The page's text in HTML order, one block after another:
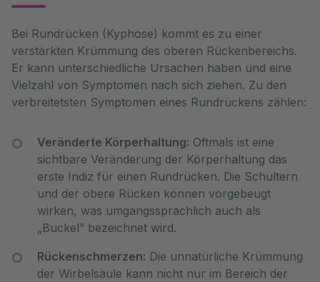
Bei Rundrücken (Kyphose) kommt es zu einer
verstärkten Krümmung des oberen Rückenbereichs.
Er kann unterschiedliche Ursachen haben und eine
Vielzahl von Symptomen nach sich ziehen. Zu den
verbreitetsten Symptomen eines Rundrückens zählen:
Veränderte Körperhaltung: Oftmals ist eine
sichtbare Veränderung der Körperhaltung das
erste Indiz für einen Rundrücken. Die Schultern
und der obere Rücken können vorgebeugt
wirken, was umgangssprachlich auch als
„Buckel” bezeichnet wird.
Rückenschmerzen: Die unnatürliche Krümmung
der Wirbelsäule kann nicht nur im Bereich der